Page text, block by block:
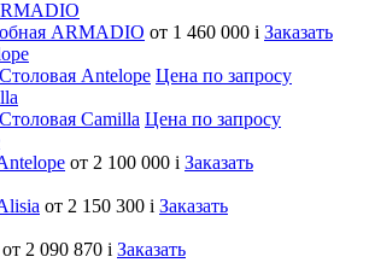
ARMADIO от 1 460 000 i Заказать
Antelope Цена по запросу
Camilla Цена по запросу
от 2 100 000 i Заказать
от 2 150 300 i Заказать
от 2 090 870 i Заказать